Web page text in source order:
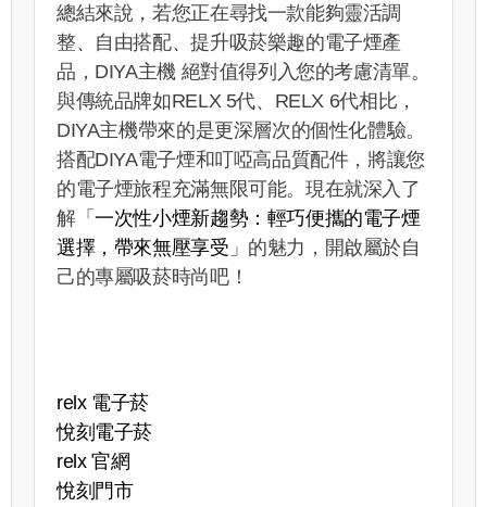
總結來說，若您正在尋找一款能夠靈活調
整、自由搭配、提升吸菸樂趣的電子煙產
品，DIYA主機 絕對值得列入您的考慮清單。
與傳統品牌如RELX 5代、RELX 6代相比，
DIYA主機帶來的是更深層次的個性化體驗。
搭配DIYA電子煙和叮啞高品質配件，將讓您
的電子煙旅程充滿無限可能。現在就深入了
解「一次性小煙新趨勢：輕巧便攜的電子煙
選擇，帶來無壓享受 」的魅力，開啟屬於自
己的專屬吸菸時尚吧！
relx 電子菸
悅刻電子菸
relx 官網
悅刻門市